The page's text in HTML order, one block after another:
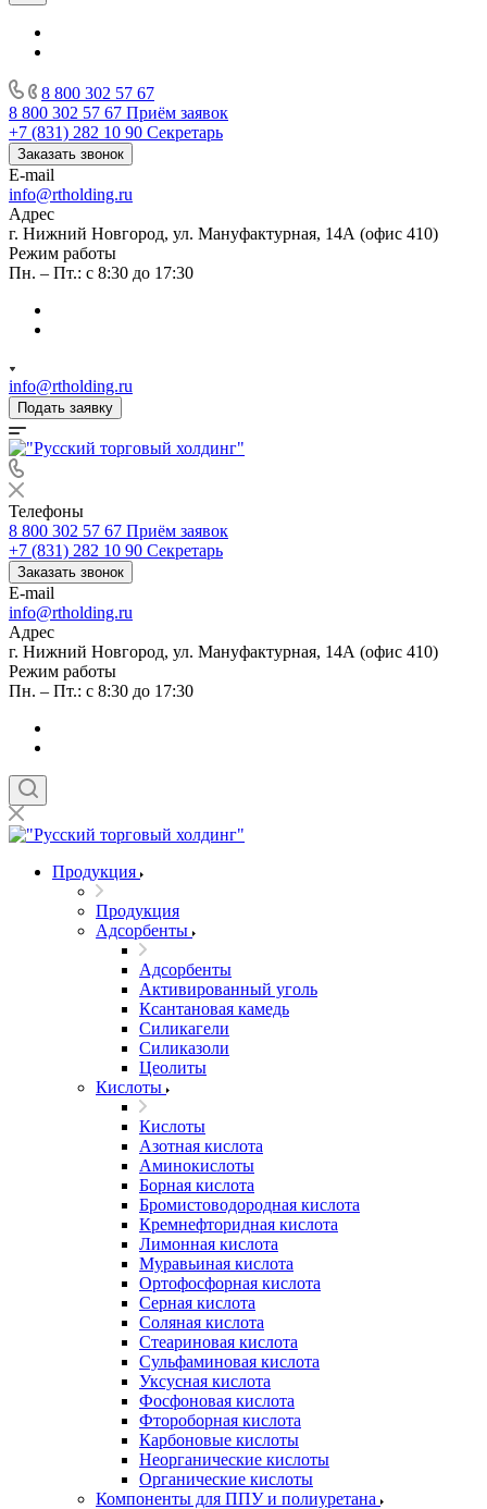
8 800 302 57 67
8 800 302 57 67 Приём заявок
+7 (831) 282 10 90 Секретарь
Заказать звонок
E-mail
info@rtholding.ru
Адрес
г. Нижний Новгород, ул. Мануфактурная, 14А (офис 410)
Режим работы
Пн. – Пт.: с 8:30 до 17:30
info@rtholding.ru
Подать заявку
Телефоны
8 800 302 57 67 Приём заявок
+7 (831) 282 10 90 Секретарь
Заказать звонок
E-mail
info@rtholding.ru
Адрес
г. Нижний Новгород, ул. Мануфактурная, 14А (офис 410)
Режим работы
Пн. – Пт.: с 8:30 до 17:30
Продукция
Продукция
Адсорбенты
Адсорбенты
Активированный уголь
Ксантановая камедь
Силикагели
Силиказоли
Цеолиты
Кислоты
Кислоты
Азотная кислота
Аминокислоты
Борная кислота
Бромистоводородная кислота
Кремнефторидная кислота
Лимонная кислота
Муравьиная кислота
Ортофосфорная кислота
Серная кислота
Соляная кислота
Стеариновая кислота
Сульфаминовая кислота
Уксусная кислота
Фосфоновая кислота
Фтороборная кислота
Карбоновые кислоты
Неорганические кислоты
Органические кислоты
Компоненты для ППУ и полиуретана